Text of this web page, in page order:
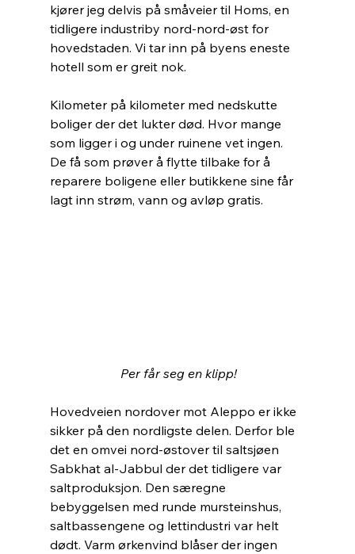
kjører jeg delvis på småveier til Homs, en
tidligere industriby nord-nord-øst for
hovedstaden. Vi tar inn på byens eneste
hotell som er greit nok.
Kilometer på kilometer med nedskutte
boliger der det lukter død. Hvor mange
som ligger i og under ruinene vet ingen.
De få som prøver å flytte tilbake for å
reparere boligene eller butikkene sine får
lagt inn strøm, vann og avløp gratis.
Per får seg en klipp!
Hovedveien nordover mot Aleppo er ikke
sikker på den nordligste delen. Derfor ble
det en omvei nord-østover til saltsjøen
Sabkhat al-Jabbul der det tidligere var
saltproduksjon. Den særegne
bebyggelsen med runde mursteinshus,
saltbassengene og lettindustri var helt
dødt. Varm ørkenvind blåser der ingen